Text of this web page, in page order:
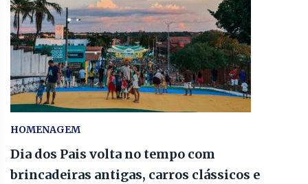
HOMENAGEM
Dia dos Pais volta no tempo com
brincadeiras antigas, carros clássicos e